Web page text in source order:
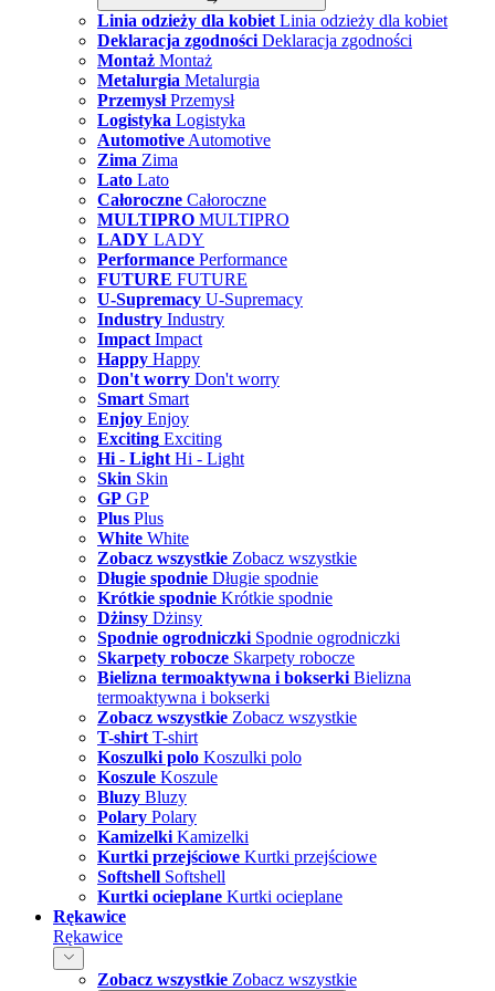
Linia odzieży dla kobiet Linia odzieży dla kobiet
Deklaracja zgodności Deklaracja zgodności
Montaż Montaż
Metalurgia Metalurgia
Przemysł Przemysł
Logistyka Logistyka
Automotive Automotive
Zima Zima
Lato Lato
Całoroczne Całoroczne
MULTIPRO MULTIPRO
LADY LADY
Performance Performance
FUTURE FUTURE
U-Supremacy U-Supremacy
Industry Industry
Impact Impact
Happy Happy
Don't worry Don't worry
Smart Smart
Enjoy Enjoy
Exciting Exciting
Hi - Light Hi - Light
Skin Skin
GP GP
Plus Plus
White White
Zobacz wszystkie Zobacz wszystkie
Długie spodnie Długie spodnie
Krótkie spodnie Krótkie spodnie
Dżinsy Dżinsy
Spodnie ogrodniczki Spodnie ogrodniczki
Skarpety robocze Skarpety robocze
Bielizna termoaktywna i bokserki Bielizna
termoaktywna i bokserki
Zobacz wszystkie Zobacz wszystkie
T-shirt T-shirt
Koszulki polo Koszulki polo
Koszule Koszule
Bluzy Bluzy
Polary Polary
Kamizelki Kamizelki
Kurtki przejściowe Kurtki przejściowe
Softshell Softshell
Kurtki ocieplane Kurtki ocieplane
Rękawice
Rękawice
Zobacz wszystkie Zobacz wszystkie